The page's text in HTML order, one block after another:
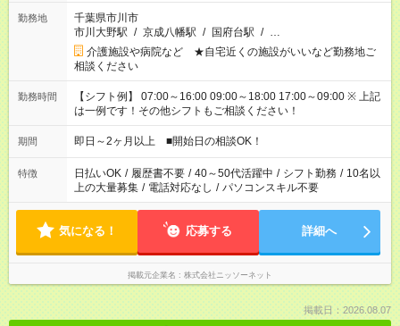
勤務地
千葉県市川市
市川大野駅 / 京成八幡駅 / 国府台駅 / …
介護施設や病院など ★自宅近くの施設がいいなど勤務地ご
相談ください
勤務時間
【シフト例】 07:00～16:00 09:00～18:00 17:00～09:00 ※ 上記
は一例です！その他シフトもご相談ください！
期間 即日～2ヶ月以上 ■開始日の相談OK！
特徴 日払いOK / 履歴書不要 / 40～50代活躍中 / シフト勤務 / 10名以
上の大量募集 / 電話対応なし / パソコンスキル不要
気になる！ 応募する 詳細へ
掲載元企業名 株式会社ニッソーネット
掲載日：2026.08.07